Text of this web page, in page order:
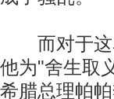
而对于这
他为"舍生取
希腊总理帕